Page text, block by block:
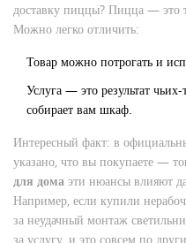
доставку пиццы? Пицца — это
Можно легко отличить:
Товар можно потрогать и
Услуга — это результат
собирает вам шкаф.
Интересный факт: в
указано, что вы покупаете —
для дома эти нюансы влияют
Например, если купили
за неудачный монтаж
за услугу, и это совсем по